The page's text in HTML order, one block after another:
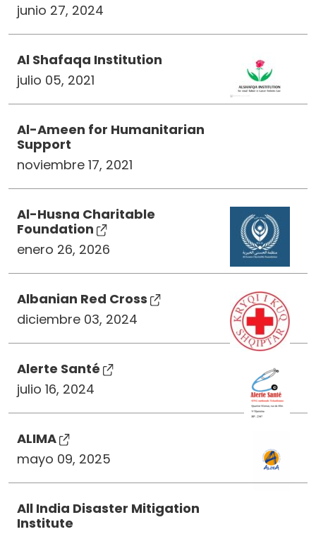
junio 27, 2024
Al Shafaqa Institution
julio 05, 2021
Al-Ameen for Humanitarian
Support
noviembre 17, 2021
Al-Husna Charitable
Foundation
enero 26, 2026
Albanian Red Cross
diciembre 03, 2024
Alerte Santé
julio 16, 2024
ALIMA
mayo 09, 2025
All India Disaster Mitigation
Institute